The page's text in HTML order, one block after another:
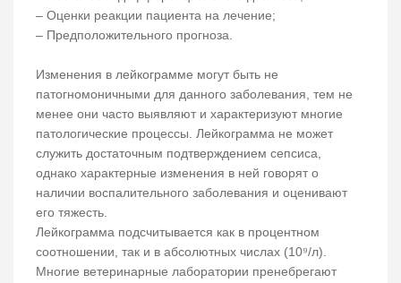
– Оценки реакции пациента на лечение;
– Предположительного прогноза.
Изменения в лейкограмме могут быть не
патогномоничными для данного заболевания, тем не
менее они часто выявляют и характеризуют многие
патологические процессы. Лейкограмма не может
служить достаточным подтверждением сепсиса,
однако характерные изменения в ней говорят о
наличии воспалительного заболевания и оценивают
его тяжесть.
Лейкограмма подсчитывается как в процентном
соотношении, так и в абсолютных числах (10⁹/л).
Многие ветеринарные лаборатории пренебрегают